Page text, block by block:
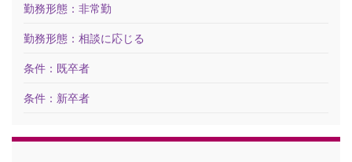
勤務形態：非常勤
勤務形態：相談に応じる
条件：既卒者
条件：新卒者